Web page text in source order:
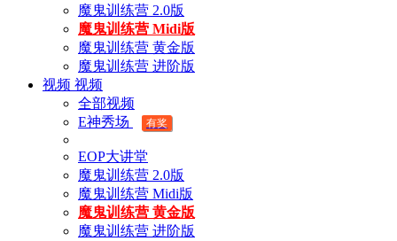
魔鬼训练营 2.0版
魔鬼训练营 Midi版
魔鬼训练营 黄金版
魔鬼训练营 进阶版
视频 视频
全部视频
E神秀场
有奖
EOP大讲堂
魔鬼训练营 2.0版
魔鬼训练营 Midi版
魔鬼训练营 黄金版
魔鬼训练营 进阶版